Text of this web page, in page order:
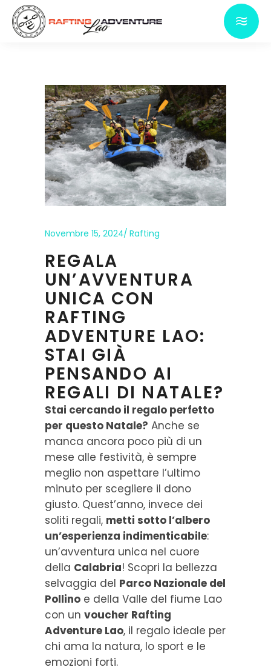
Novembre 15, 2024 Rafting
REGALA
UN’AVVENTURA
UNICA CON
RAFTING
ADVENTURE LAO:
STAI GIÀ
PENSANDO AI
REGALI DI NATALE?
Stai cercando il regalo perfetto
per questo Natale? Anche se
manca ancora poco più di un
mese alle festività, è sempre
meglio non aspettare l’ultimo
minuto per scegliere il dono
giusto. Quest’anno, invece dei
soliti regali, metti sotto l’albero
un’esperienza indimenticabile:
un’avventura unica nel cuore
della Calabria! Scopri la bellezza
selvaggia del Parco Nazionale del
Pollino e della Valle del fiume Lao
con un voucher Rafting
Adventure Lao, il regalo ideale per
chi ama la natura, lo sport e le
emozioni forti.